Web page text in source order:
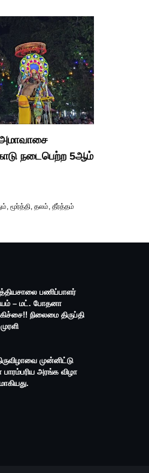
நடைபெற்ற 5ஆம்
மூர்த்தி, தலம், தீர்த்தம்
பணிப்பாளர்
– மட். போதனா
நிலைமை திருப்தி
முன்னிட்டு
அரங்க விழா